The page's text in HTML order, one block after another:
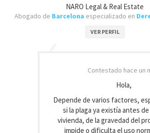
NARO Legal & Real Estate
Abogado de Barcelona especializado en
VER PERFIL
Contestado hace un
Hola,
Depende de varios factores,
si la plaga ya existía antes
vivienda, de la gravedad del
impide o dificulta el uso